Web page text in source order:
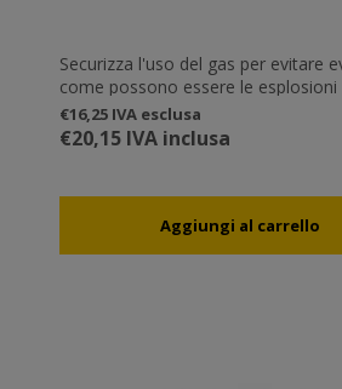
Securizza l'uso del gas per evitare
come possono essere le esplosioni causate dal
ritorno di fiamma. Pressione alta
Indispensabile per l'uso corretto del
a gas ANEL.
€16,25 IVA esclusa
€20,15 IVA inclusa